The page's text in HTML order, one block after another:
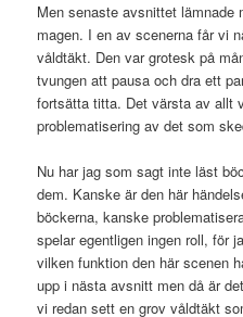
Men senaste avsnittet
magen. I en av scenerna får vi
våldtäkt. Den var grotesk på
tvungen att pausa och dra ett
fortsätta titta. Det värsta av allt
problematisering av det som
Nu har jag som sagt inte läst
dem. Kanske är den här
böckerna, kanske
spelar egentligen ingen roll, för
vilken funktion den här scenen
upp i nästa avsnitt men då är
vi redan sett en grov våldtäkt